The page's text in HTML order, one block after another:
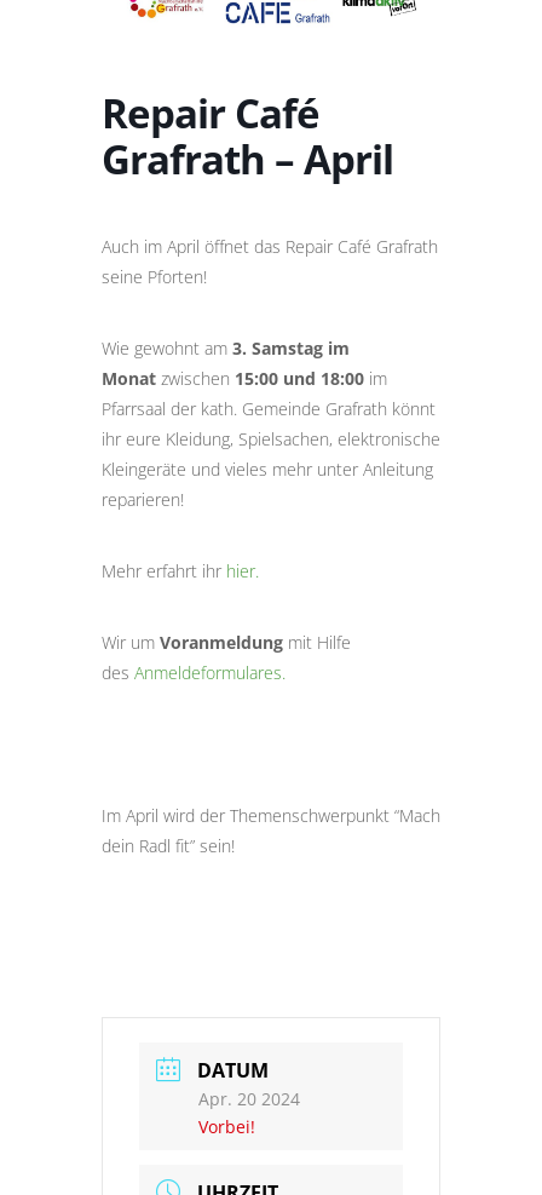
Repair Café
Grafrath – April
Auch im April öffnet das Repair Café Grafrath
seine Pforten!
Wie gewohnt am 3. Samstag im
Monat zwischen 15:00 und 18:00 im
Pfarrsaal der kath. Gemeinde Grafrath könnt
ihr eure Kleidung, Spielsachen, elektronische
Kleingeräte und vieles mehr unter Anleitung
reparieren!
Mehr erfahrt ihr hier.
Wir um Voranmeldung mit Hilfe
des Anmeldeformulares.
Im April wird der Themenschwerpunkt “Mach
dein Radl fit” sein!
DATUM
Apr. 20 2024
Vorbei!